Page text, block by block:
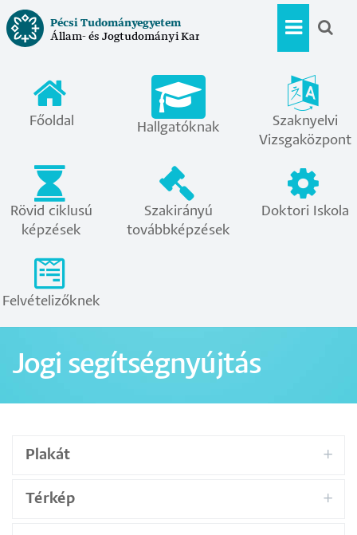
Ugrás
a
tartalomra
Pécsi Tudományegyetem
Állam- és Jogtudományi Kar
menü
Főoldal Hallgatóknak
Szaknyelvi
Vizsgaközpont
Rövid ciklusú
képzések
Szakirányú
továbbképzések
Doktori Iskola
Felvételizőknek
Jogi segítségnyújtás
Plakát
Térkép